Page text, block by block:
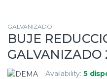
GALVANIZADO
BUJE
GALVANIZADO
Availability:5